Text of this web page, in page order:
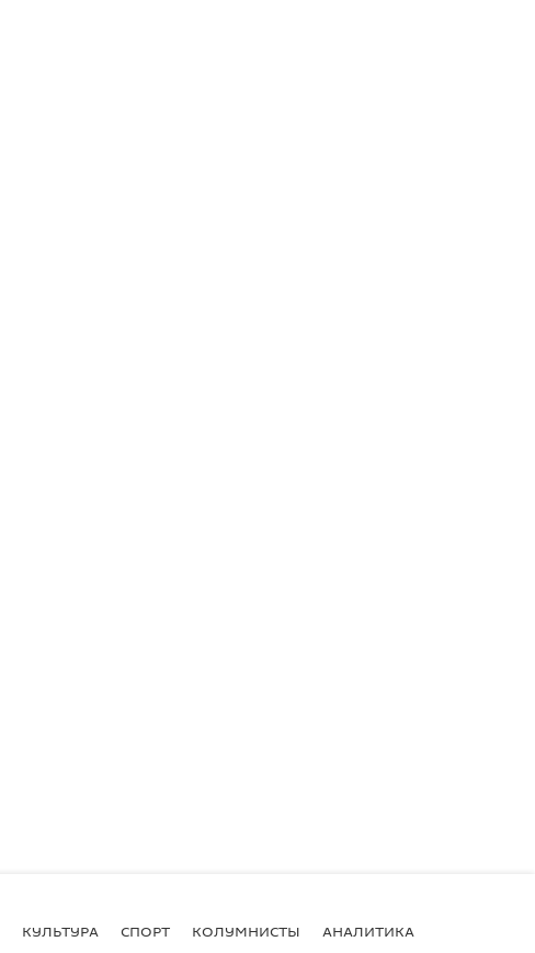
КУЛЬТУРА СПОРТ КОЛУМНИСТЫ АНАЛИТИКА